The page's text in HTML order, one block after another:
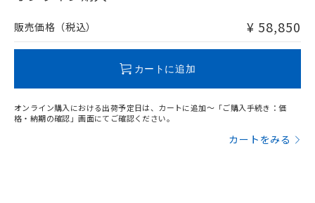
販売価格（税込） ¥ 58,850
カートに追加
オンライン購入における出荷予定日は、カートに追加～「ご購入手続き：価
格・納期の確認」画面にてご確認ください。
カートをみる